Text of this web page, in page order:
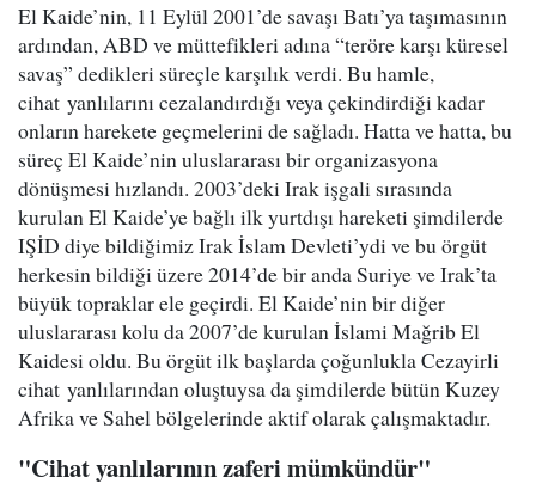
El Kaide’nin, 11 Eylül 2001’de savaşı Batı’ya taşımasının
ardından, ABD ve müttefikleri adına “teröre karşı küresel
savaş” dedikleri süreçle karşılık verdi. Bu hamle,
cihat yanlılarını cezalandırdığı veya çekindirdiği kadar
onların harekete geçmelerini de sağladı. Hatta ve hatta, bu
süreç El Kaide’nin uluslararası bir organizasyona
dönüşmesi hızlandı. 2003’deki Irak işgali sırasında
kurulan El Kaide’ye bağlı ilk yurtdışı hareketi şimdilerde
IŞİD diye bildiğimiz Irak İslam Devleti’ydi ve bu örgüt
herkesin bildiği üzere 2014’de bir anda Suriye ve Irak’ta
büyük topraklar ele geçirdi. El Kaide’nin bir diğer
uluslararası kolu da 2007’de kurulan İslami Mağrib El
Kaidesi oldu. Bu örgüt ilk başlarda çoğunlukla Cezayirli
cihat yanlılarından oluştuysa da şimdilerde bütün Kuzey
Afrika ve Sahel bölgelerinde aktif olarak çalışmaktadır.
"Cihat yanlılarının zaferi mümkündür"